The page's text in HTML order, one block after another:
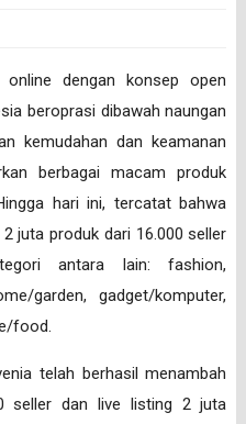
dengan konsep open
beroprasi dibawah naungan
kemudahan dan keamanan
berbagai macam produk
hari ini, tercatat bahwa
juta produk dari 16.000 seller
antara lain: fashion,
garden, gadget/komputer,
food.
telah berhasil menambah
seller dan live listing 2 juta